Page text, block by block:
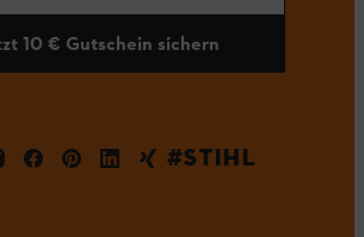
10 € Gutschein sichern
#STIHL